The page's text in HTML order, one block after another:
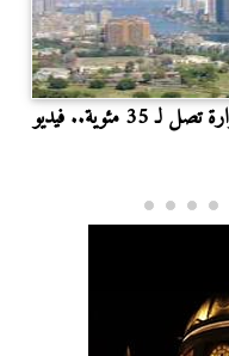
فيديو